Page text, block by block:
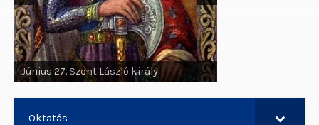
Június 29. Szent Pál apostol, Szent
Péter apostol
Oktatás